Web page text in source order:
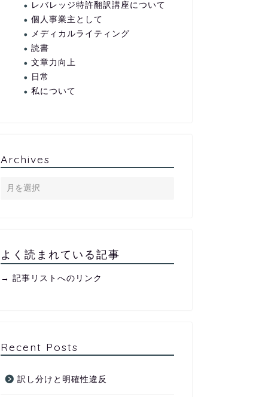
レバレッジ特許翻訳講座について
個人事業主として
メディカルライティング
読書
文章力向上
日常
私について
Archives
よく読まれている記事
→ 記事リストへのリンク
Recent Posts
訳し分けと明確性違反